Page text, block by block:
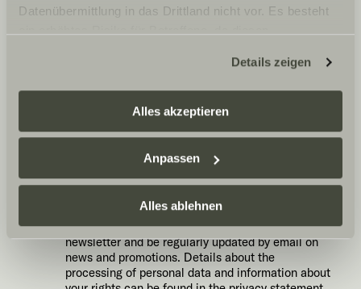
Datenübermittlung in das Drittland nicht vor. Es besteht
zustehen. Eingesetzte Dienstleister können Daten für
eigene Zwecke verarbeiten und mit anderen Daten
zusammenführen. Weitere Informationen finden Sie hier:
Datenschutzerklärung
einzelne Cookies/Dienste in den Einstellungen aus,
erteilen Sie uns Ihre Einwilligung zur Verarbeitung Ihrer
Daten zu den genannten Zwecken. Die Einwilligung ist
freiwillig, für den Besuch der Website nicht erforderlich
und kann jederzeit über die Einstellungen widerrufen
werden. Klicken Sie auf Ablehnen, werden nur die
notwendigen Cookies auf der Webseite gesetzt, die für
Details zeigen
Alles akzeptieren
Anpassen
Alles ablehnen
to the dealer I have selected in accordance with
my above request and inform me via email about
all further steps regarding my request. The dealer
may contact me by phone or email in the context
of my request. Consent is voluntary and can be
revoked at any time with future effect.*
Yes, I would like to receive the Sunlight
newsletter and be regularly updated by email on
news and promotions. Details about the
processing of personal data and information about